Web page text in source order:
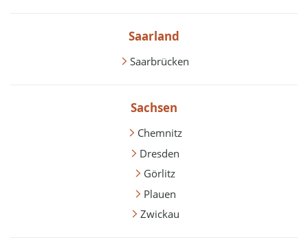
Saarland
Saarbrücken
Sachsen
Chemnitz
Dresden
Görlitz
Plauen
Zwickau